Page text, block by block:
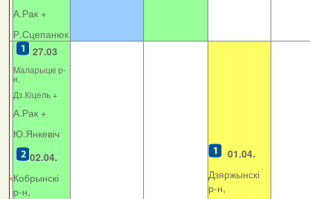
А.Рак +
Р.Сцепанюк
27.03
Маларыцкі р-
н,
Дз.Кіцель +
А.Рак +
Ю.Янкевіч
02.04.
Кобрынскі
р-н,
01.04.
Дзяржынскі
р-н,